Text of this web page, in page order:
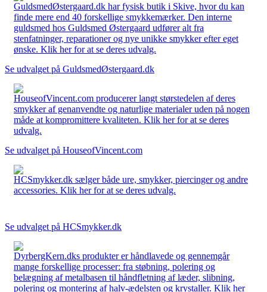
GuldsmedØstergaard.dk har fysisk butik i Skive, hvor du kan
finde mere end 40 forskellige smykkemærker. Den interne
guldsmed hos Guldsmed Østergaard udfører alt fra
stenfatninger, reparationer og nye unikke smykker efter eget
ønske. Klik her for at se deres udvalg.
Se udvalget på GuldsmedØstergaard.dk
HouseofVincent.com producerer langt størstedelen af deres
smykker af genanvendte og naturlige materialer uden på nogen
måde at kompromittere kvaliteten. Klik her for at se deres
udvalg.
Se udvalget på HouseofVincent.com
HCSmykker.dk sælger både ure, smykker, piercinger og andre
accessories. Klik her for at se deres udvalg.
Se udvalget på HCSmykker.dk
DyrbergKern.dks produkter er håndlavede og gennemgår
mange forskellige processer: fra støbning, polering og
belægning af metalbasen til håndfletning af læder, slibning,
polering og montering af halv-ædelsten og krystaller. Klik her